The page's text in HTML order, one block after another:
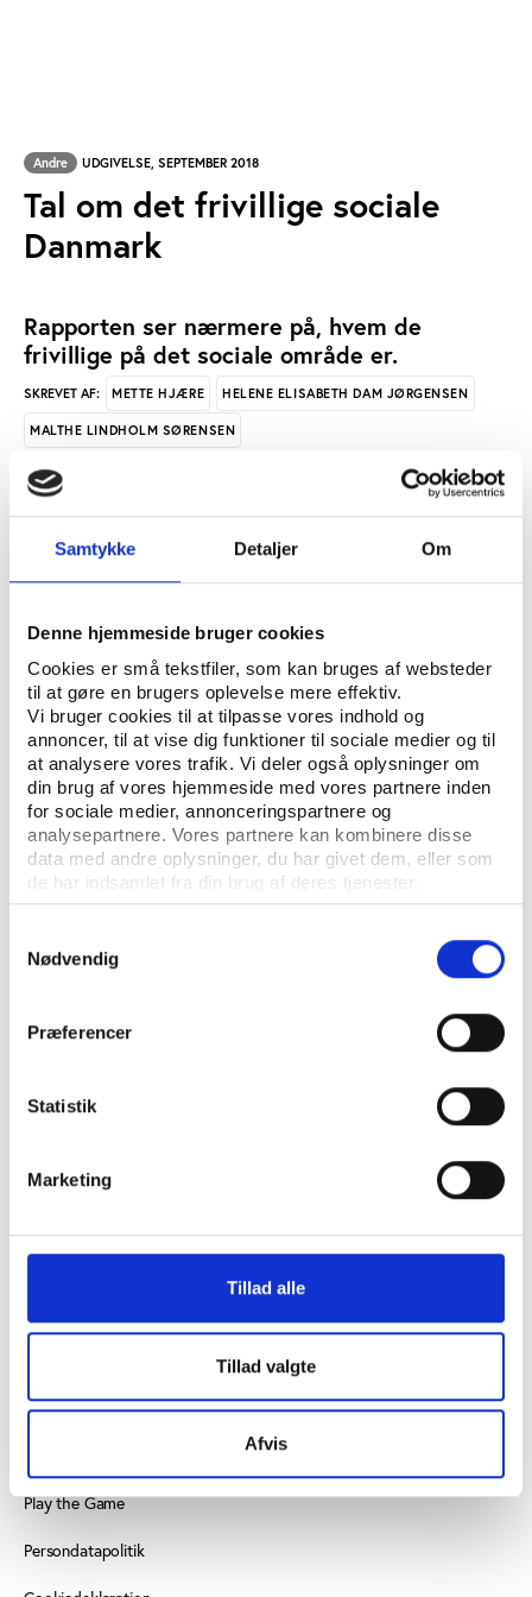
Samtykke Detaljer Om
Denne hjemmeside bruger cookies
Cookies er små tekstfiler, som kan bruges af websteder
til at gøre en brugers oplevelse mere effektiv.
Vi bruger cookies til at tilpasse vores indhold og
annoncer, til at vise dig funktioner til sociale medier og til
at analysere vores trafik. Vi deler også oplysninger om
din brug af vores hjemmeside med vores partnere inden
for sociale medier, annonceringspartnere og
analysepartnere. Vores partnere kan kombinere disse
data med andre oplysninger, du har givet dem, eller som
de har indsamlet fra din brug af deres tjenester.
Nødvendig
Præferencer
Statistik
Marketing
Tillad alle
Tillad valgte
Afvis
Andre UDGIVELSE, SEPTEMBER 2018
Tal om det frivillige sociale
Danmark
Rapporten ser nærmere på, hvem de
frivillige på det sociale område er.
SKREVET AF: METTE HJÆRE HELENE ELISABETH DAM JØRGENSEN
MALTHE LINDHOLM SØRENSEN
NØGLEORD:
ÅBN RAPPORT
ANTAL SIDER: 20
Tal om det frivillige sociale Danmark er en analyse
udarbejdet på baggrund af data fra
befolkningsundersøgelsen, som er en af tre
delundersøgelser i Frivilligrapporten 2016-2018.
KONTAKT
+45 3266 1030
vifo@vifo.dk
Læs mere om instituttet
SE OGSÅ
Play the Game
Persondatapolitik